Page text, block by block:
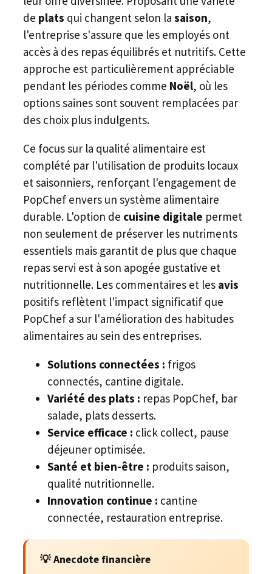
de plats qui changent selon la saison,
l'entreprise s'assure que les employés ont
accès à des repas équilibrés et nutritifs. Cette
approche est particulièrement appréciable
pendant les périodes comme Noël, où les
options saines sont souvent remplacées par
des choix plus indulgents.
Ce focus sur la qualité alimentaire est
complété par l'utilisation de produits locaux
et saisonniers, renforçant l'engagement de
PopChef envers un système alimentaire
durable. L'option de cuisine digitale permet
non seulement de préserver les nutriments
essentiels mais garantit de plus que chaque
repas servi est à son apogée gustative et
nutritionnelle. Les commentaires et les avis
positifs reflètent l'impact significatif que
PopChef a sur l'amélioration des habitudes
alimentaires au sein des entreprises.
Solutions connectées : frigos
connectés, cantine digitale.
Variété des plats : repas PopChef, bar
salade, plats desserts.
Service efficace : click collect, pause
déjeuner optimisée.
Santé et bien-être : produits saison,
qualité nutritionnelle.
Innovation continue : cantine
connectée, restauration entreprise.
💡 Anecdote financière